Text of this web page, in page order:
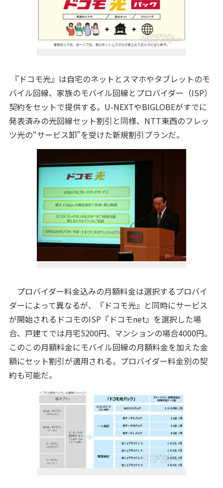
『ドコモ光』は自宅のネットとスマホやタブレットのモ
バイル回線、家族のモバイル回線とプロバイダー（ISP）
契約をセットで提供する。U-NEXTやBIGLOBEがすでに
発表済みの光回線セット割引と同様、NTT東西のフレッ
ツ光の“サービス卸”を受けた新規割引プランだ。
プロバイダー料金込みの月額料金は選択するプロバイ
ダーによって異なるが、『ドコモ光』と同時にサービス
が開始されるドコモのISP『ドコモnet』を選択した場
合、戸建てでは月宅5200円、マンションの場合4000円。
このこの月額料金にモバイル回線の月額料金を加えた金
額にセット割引が適用される。プロバイダー料金別の契
約も可能だ。